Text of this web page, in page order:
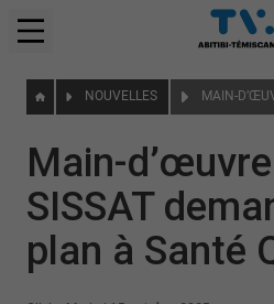
NOUVELLES
Main-
SISSAT
plan à Santé